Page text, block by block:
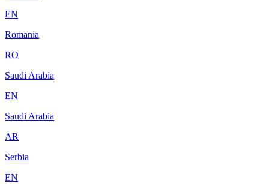
EN
Romania
RO
Saudi Arabia
EN
Saudi Arabia
AR
Serbia
EN